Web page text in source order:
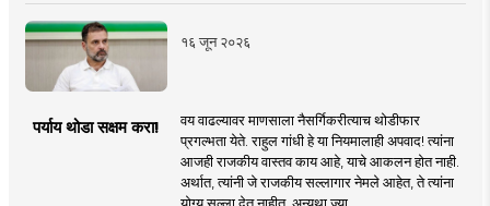
१६ जून २०२६
पर्याय थोडा सक्षम करा!
वय वाढल्यावर माणसाला नैसर्गिकरीत्याच थोडीफार
प्रगल्भता येते. राहुल गांधी हे या नियमालाही अपवाद! त्यांना
आजही राजकीय वास्तव काय आहे, याचे आकलन होत नाही.
अर्थात, त्यांनी जे राजकीय सल्लागार नेमले आहेत, ते त्यांना